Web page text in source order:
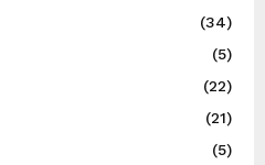
(34)
(5)
(22)
(21)
(5)